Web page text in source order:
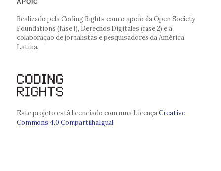
APOIO
Realizado pela Coding Rights com o apoio da Open Society
Foundations (fase 1), Derechos Digitales (fase 2) e a
colaboração de jornalistas e pesquisadores da América
Latina.
Este projeto está licenciado com uma LicençaCreative
Commons 4.0 CompartilhaIgual